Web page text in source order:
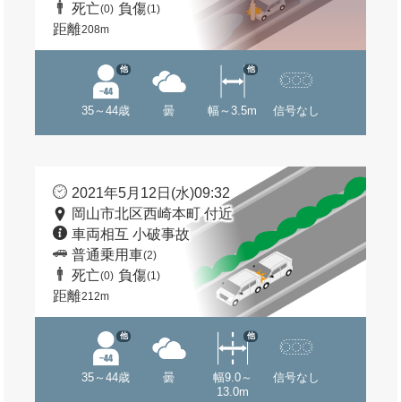
死亡(0) 負傷(1)
距離208m
35～44歳
他
曇 幅～3.5m
他
信号なし
2021年5月12日(水)09:32
岡山市北区西崎本町 付近
車両相互 小破事故
普通乗用車(2)
死亡(0) 負傷(1)
距離212m
35～44歳
他
曇
幅9.0～
13.0m
他
信号なし